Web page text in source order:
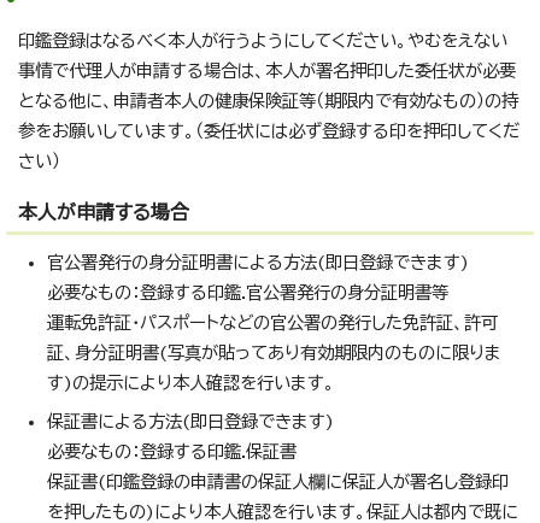
印鑑登録はなるべく本人が行うようにしてください。やむをえない
事情で代理人が申請する場合は、本人が署名押印した委任状が必要
となる他に、申請者本人の健康保険証等（期限内で有効なもの）の持
参をお願いしています。（委任状には必ず登録する印を押印してくだ
さい）
本人が申請する場合
官公署発行の身分証明書による方法(即日登録できます)
必要なもの：登録する印鑑.官公署発行の身分証明書等
運転免許証・パスポートなどの官公署の発行した免許証、許可
証、身分証明書(写真が貼ってあり有効期限内のものに限りま
す)の提示により本人確認を行います。
保証書による方法(即日登録できます)
必要なもの：登録する印鑑.保証書
保証書(印鑑登録の申請書の保証人欄に保証人が署名し登録印
を押したもの)により本人確認を行います。保証人は都内で既に